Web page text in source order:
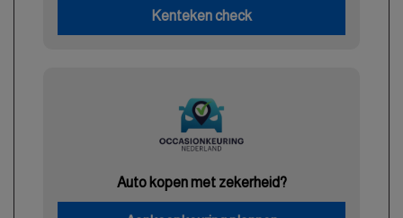
Kenteken check
Auto kopen met zekerheid?